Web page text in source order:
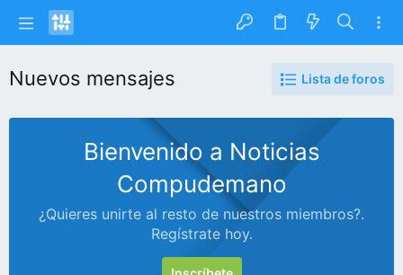
Nuevos mensajes Lista de foros
Bienvenido a Noticias
Compudemano
¿Quieres unirte al resto de nuestros miembros?.
Regístrate hoy.